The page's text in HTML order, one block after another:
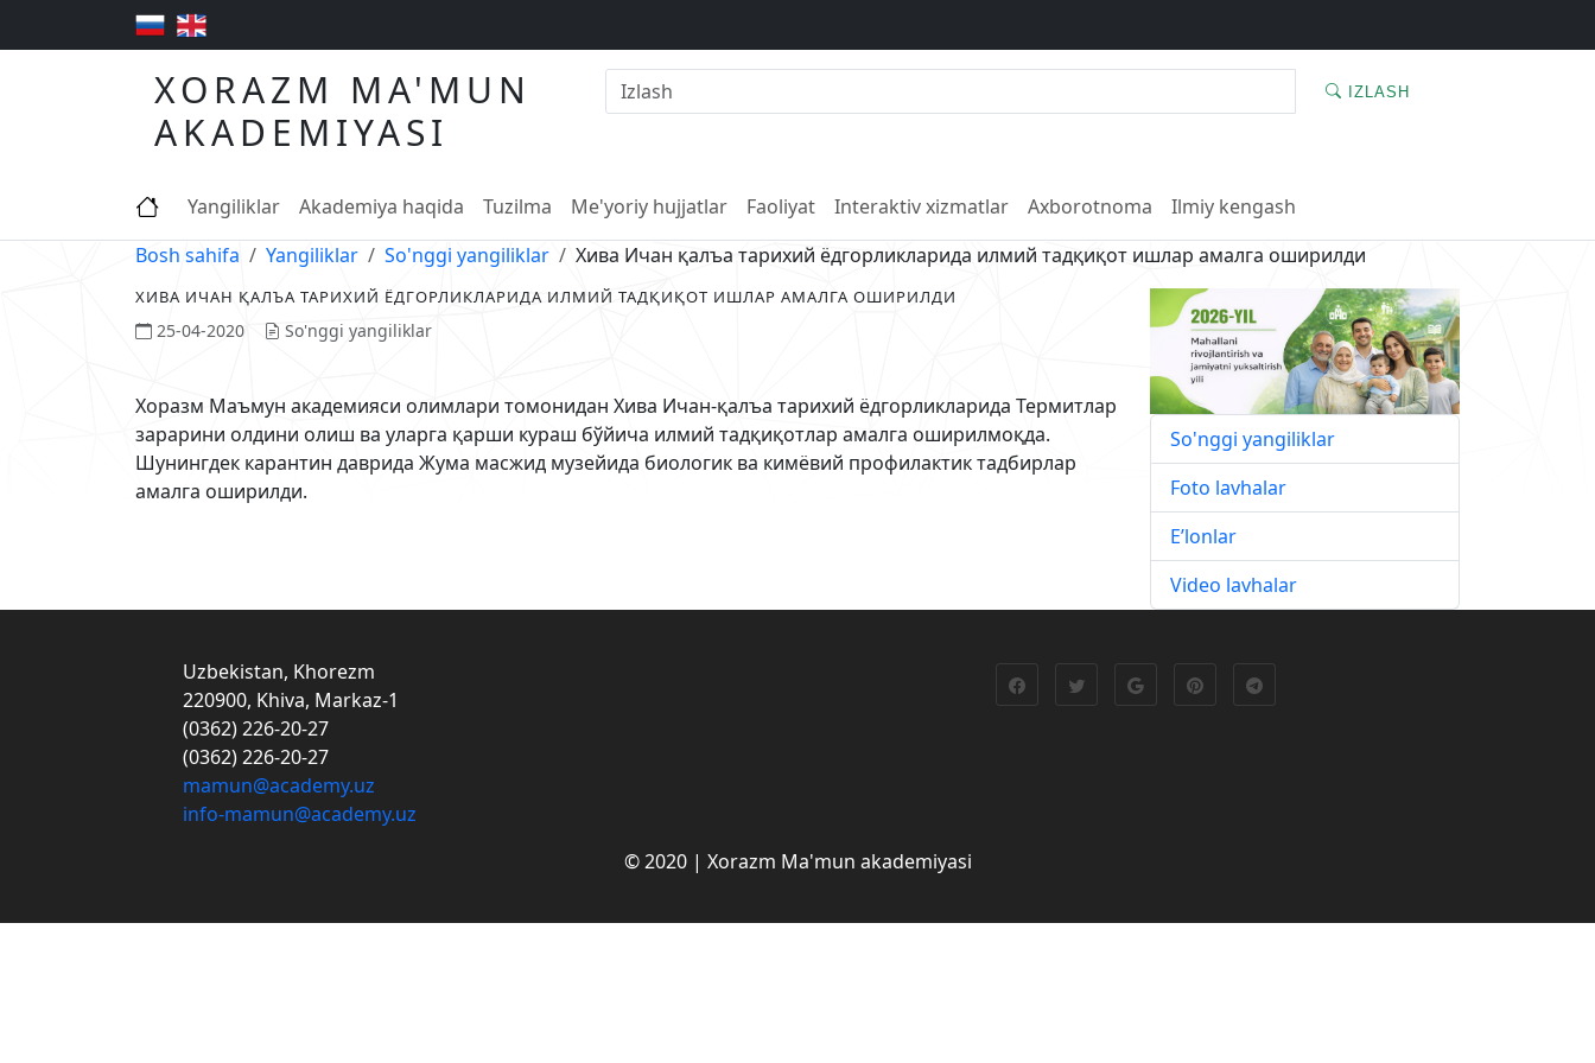
XORAZM MA'MUN
AKADEMIYASI
IZLASH
Yangiliklar Akademiya haqida Tuzilma Me'yoriy hujjatlar Faoliyat Interaktiv xizmatlar Axborotnoma
Ilmiy kengash
Bosh sahifa
Yangiliklar So'nggi yangiliklar Хива Ичан қалъа тарихий ёдгорликларида илмий тадқиқот ишлар амалга оширилди
ХИВА ИЧАН ҚАЛЪА ТАРИХИЙ ЁДГОРЛИКЛАРИДА ИЛМИЙ ТАДҚИҚОТ ИШЛАР АМАЛГА ОШИРИЛДИ
25-04-2020 So'nggi yangiliklar
Хоразм Маъмун академияси олимлари томонидан Хива Ичан-қалъа тарихий ёдгорликларида Термитлар
зарарини олдини олиш ва уларга қарши кураш бўйича илмий тадқиқотлар амалга оширилмоқда.
Шунингдек карантин даврида Жума масжид музейида биологик ва кимёвий профилактик тадбирлар
амалга оширилди.
So'nggi yangiliklar
Foto lavhalar
E’lonlar
Video lavhalar
Uzbekistan, Khorezm
220900, Khiva, Markaz-1
(0362) 226-20-27
(0362) 226-20-27
mamun@academy.uz
info-mamun@academy.uz
© 2020 | Xorazm Ma'mun akademiyasi